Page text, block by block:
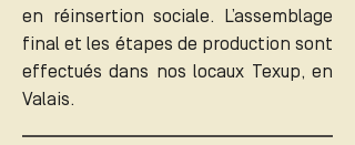
en réinsertion sociale. L’assemblage
final et les étapes de production sont
effectués dans nos locaux Texup, en
Valais.